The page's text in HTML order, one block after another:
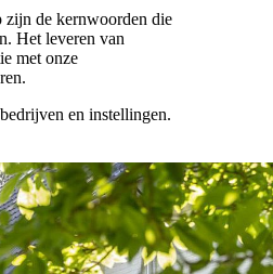
zijn de kernwoorden die
Het leveren van
met onze
en instellingen.